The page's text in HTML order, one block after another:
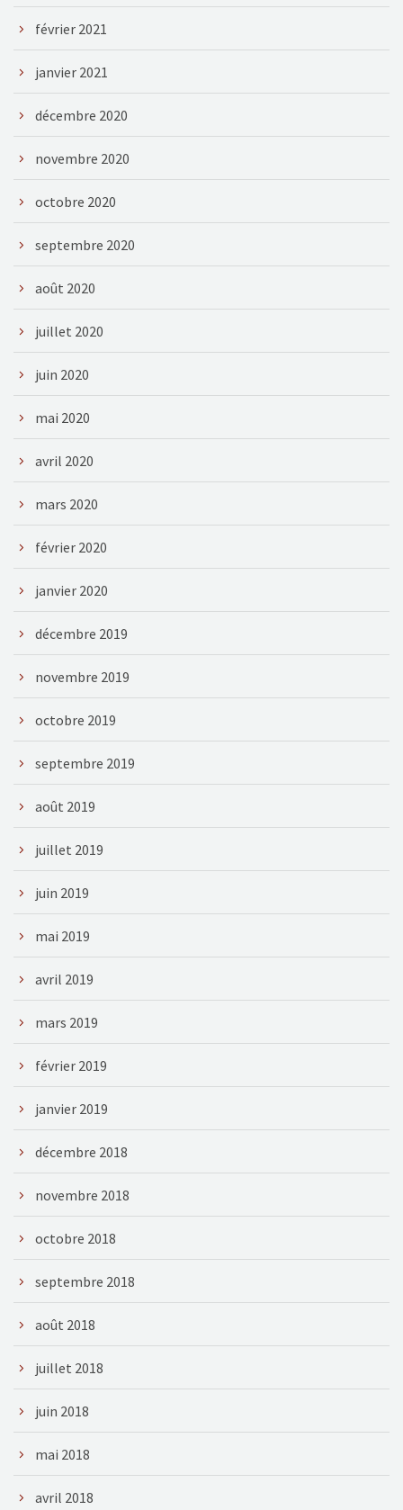
février 2021
janvier 2021
décembre 2020
novembre 2020
octobre 2020
septembre 2020
août 2020
juillet 2020
juin 2020
mai 2020
avril 2020
mars 2020
février 2020
janvier 2020
décembre 2019
novembre 2019
octobre 2019
septembre 2019
août 2019
juillet 2019
juin 2019
mai 2019
avril 2019
mars 2019
février 2019
janvier 2019
décembre 2018
novembre 2018
octobre 2018
septembre 2018
août 2018
juillet 2018
juin 2018
mai 2018
avril 2018